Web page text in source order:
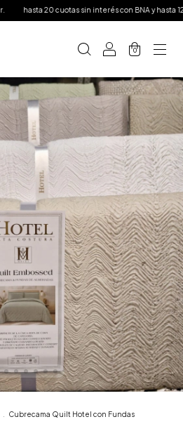
hasta 20 cuotas sin interés con BNA y hasta 12
0
Cubrecama Quilt Hotel con Fundas